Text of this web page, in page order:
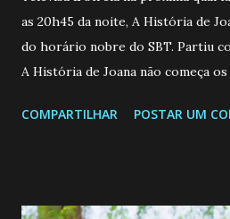
as 20h45 da noite, A História de
do horário nobre do SBT. Partiu
A História de Joana não começa
de 25/05/26 a 31/05/26 JOANA
COMPARTILHAR POSTAR UM